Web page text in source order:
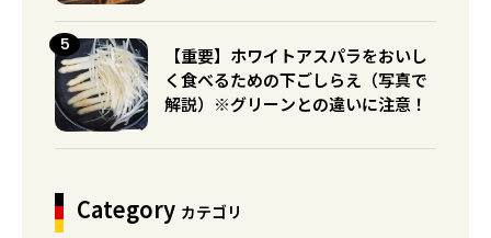
【重要】ホワイトアスパラをおいし
く食べるための下ごしらえ（写真で
解説）※グリーンとの違いに注意！
Category カテゴリ